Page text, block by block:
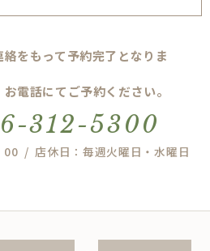
をもって予約完了となりま
電話にてご予約ください。
312-5300
00 / 店休日：毎週火曜日・水曜日